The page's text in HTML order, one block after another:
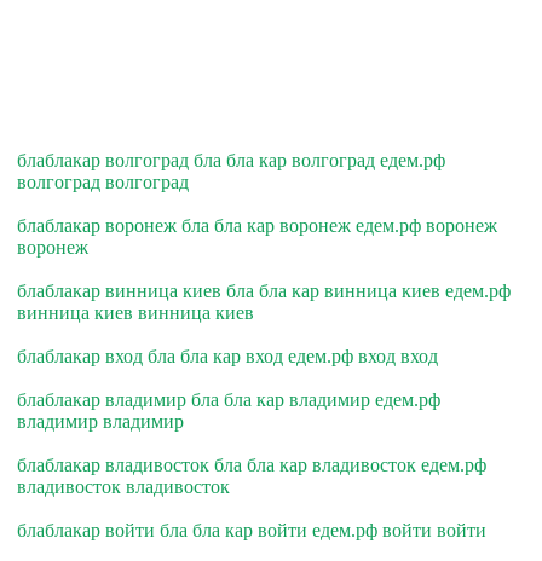
блаблакар волгоград бла бла кар волгоград едем.рф
волгоград волгоград
блаблакар воронеж бла бла кар воронеж едем.рф воронеж
воронеж
блаблакар винница киев бла бла кар винница киев едем.рф
винница киев винница киев
блаблакар вход бла бла кар вход едем.рф вход вход
блаблакар владимир бла бла кар владимир едем.рф
владимир владимир
блаблакар владивосток бла бла кар владивосток едем.рф
владивосток владивосток
блаблакар войти бла бла кар войти едем.рф войти войти